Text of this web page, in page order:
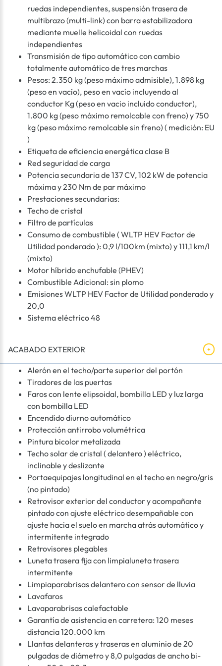
ruedas independientes, suspensión trasera de
multibrazo (multi-link) con barra estabilizadora
mediante muelle helicoidal con ruedas
independientes
Transmisión de tipo automático con cambio
totalmente automático de tres marchas
Pesos: 2.350 kg (peso máximo admisible), 1.898 kg
(peso en vacío), peso en vacío incluyendo al
conductor Kg (peso en vacio incluido conductor),
1.800 kg (peso máximo remolcable con freno) y 750
kg (peso máximo remolcable sin freno) ( medición: EU
)
Etiqueta de eficiencia energética clase B
Red seguridad de carga
Potencia secundaria de 137 CV, 102 kW de potencia
máxima y 230 Nm de par máximo
Prestaciones secundarias:
Techo de cristal
Filtro de partículas
Consumo de combustible ( WLTP HEV Factor de
Utilidad ponderado ): 0,9 l/100km (mixto) y 111,1 km/l
(mixto)
Motor híbrido enchufable (PHEV)
Combustible Adicional: sin plomo
Emisiones WLTP HEV Factor de Utilidad ponderado y
20,0
Sistema eléctrico 48
ACABADO EXTERIOR
Alerón en el techo/parte superior del portón
Tiradores de las puertas
Faros con lente elipsoidal, bombilla LED y luz larga
con bombilla LED
Encendido diurno automático
Protección antirrobo volumétrica
Pintura bicolor metalizada
Techo solar de cristal ( delantero ) eléctrico,
inclinable y deslizante
Portaequipajes longitudinal en el techo en negro/gris
(no pintado)
Retrovisor exterior del conductor y acompañante
pintado con ajuste eléctrico desempañable con
ajuste hacia el suelo en marcha atrás automático y
intermitente integrado
Retrovisores plegables
Luneta trasera fija con limpialuneta trasera
intermitente
Limpiaparabrisas delantero con sensor de lluvia
Lavafaros
Lavaparabrisas calefactable
Garantía de asistencia en carretera: 120 meses
distancia 120.000 km
Llantas delanteras y traseras en aluminio de 20
pulgadas de diámetro y 8,0 pulgadas de ancho bi-